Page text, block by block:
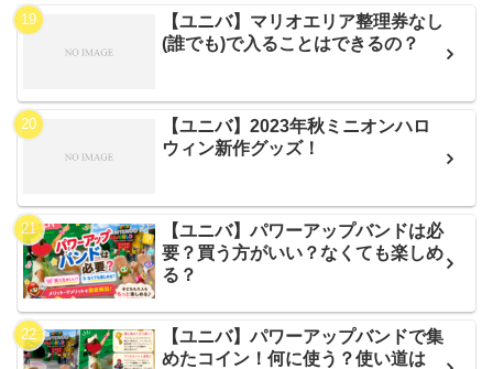
【ユニバ】マリオエリア整理券なし
(誰でも)で入ることはできるの？
【ユニバ】2023年秋ミニオンハロ
ウィン新作グッズ！
【ユニバ】パワーアップバンドは必
要？買う方がいい？なくても楽しめ
る？
【ユニバ】パワーアップバンドで集
めたコイン！何に使う？使い道は